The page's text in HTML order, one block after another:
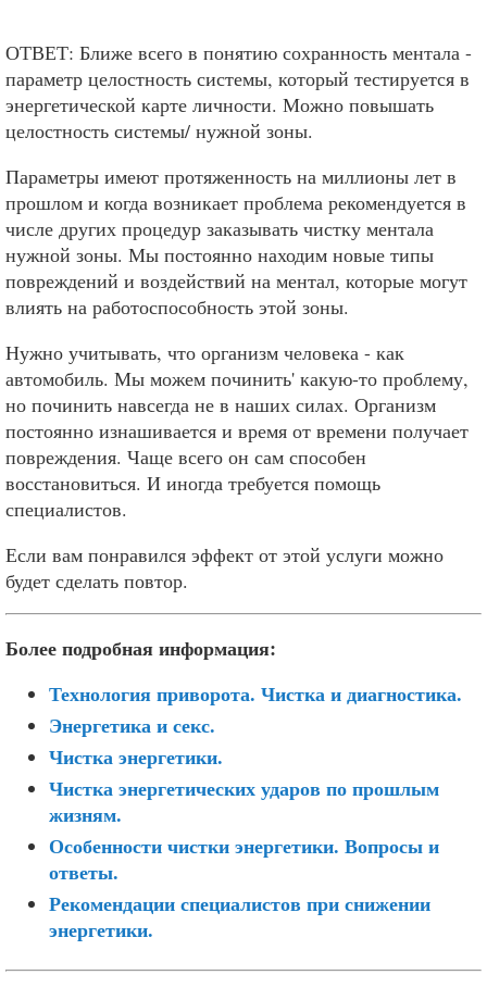
ОТВЕТ: Ближе всего в понятию сохранность ментала -
параметр целостность системы, который тестируется в
энергетической карте личности. Можно повышать
целостность системы/ нужной зоны.
Параметры имеют протяженность на миллионы лет в
прошлом и когда возникает проблема рекомендуется в
числе других процедур заказывать чистку ментала
нужной зоны. Мы постоянно находим новые типы
повреждений и воздействий на ментал, которые могут
влиять на работоспособность этой зоны.
Нужно учитывать, что организм человека - как
автомобиль. Мы можем починить' какую-то проблему,
но починить навсегда не в наших силах. Организм
постоянно изнашивается и время от времени получает
повреждения. Чаще всего он сам способен
восстановиться. И иногда требуется помощь
специалистов.
Если вам понравился эффект от этой услуги можно
будет сделать повтор.
Более подробная информация:
Технология приворота. Чистка и диагностика.
Энергетика и секс.
Чистка энергетики.
Чистка энергетических ударов по прошлым
жизням.
Особенности чистки энергетики. Вопросы и
ответы.
Рекомендации специалистов при снижении
энергетики.